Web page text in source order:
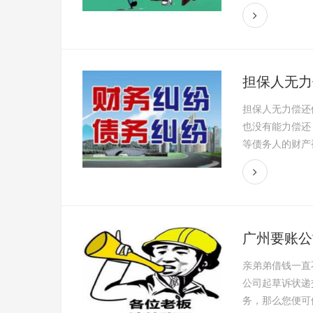
担保人无
担保人无力偿
也没有能力偿
等债务人的财产
广州要账
亲弟弟借钱一
公司起草诉状
务，那么您便可